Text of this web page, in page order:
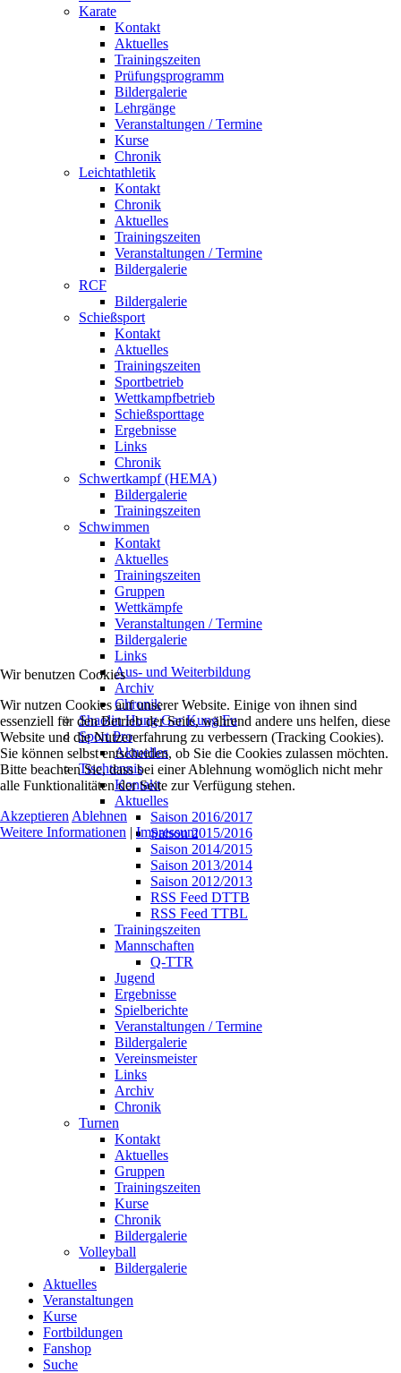
Karate
Kontakt
Aktuelles
Trainingszeiten
Prüfungsprogramm
Bildergalerie
Lehrgänge
Veranstaltungen / Termine
Kurse
Chronik
Leichtathletik
Kontakt
Chronik
Aktuelles
Trainingszeiten
Veranstaltungen / Termine
Bildergalerie
RCF
Bildergalerie
Schießsport
Kontakt
Aktuelles
Trainingszeiten
Sportbetrieb
Wettkampfbetrieb
Schießsporttage
Ergebnisse
Links
Chronik
Schwertkampf (HEMA)
Bildergalerie
Trainingszeiten
Schwimmen
Kontakt
Aktuelles
Trainingszeiten
Gruppen
Wettkämpfe
Veranstaltungen / Termine
Bildergalerie
Links
Aus- und Weiterbildung
Archiv
Chronik
Shaolin Hung Gar Kung Fu
Sport Pro
Aktuelles
Tischtennis
Kontakt
Aktuelles
Saison 2016/2017
Saison 2015/2016
Saison 2014/2015
Saison 2013/2014
Saison 2012/2013
RSS Feed DTTB
RSS Feed TTBL
Trainingszeiten
Mannschaften
Q-TTR
Jugend
Ergebnisse
Spielberichte
Veranstaltungen / Termine
Bildergalerie
Vereinsmeister
Links
Archiv
Chronik
Turnen
Kontakt
Aktuelles
Gruppen
Trainingszeiten
Kurse
Chronik
Bildergalerie
Volleyball
Bildergalerie
Aktuelles
Veranstaltungen
Kurse
Fortbildungen
Fanshop
Suche
Wir benutzen Cookies
Wir nutzen Cookies auf unserer Website. Einige von ihnen sind
essenziell für den Betrieb der Seite, während andere uns helfen, diese
Website und die Nutzererfahrung zu verbessern (Tracking Cookies).
Sie können selbst entscheiden, ob Sie die Cookies zulassen möchten.
Bitte beachten Sie, dass bei einer Ablehnung womöglich nicht mehr
alle Funktionalitäten der Seite zur Verfügung stehen.
Akzeptieren Ablehnen
Weitere Informationen | Impressum